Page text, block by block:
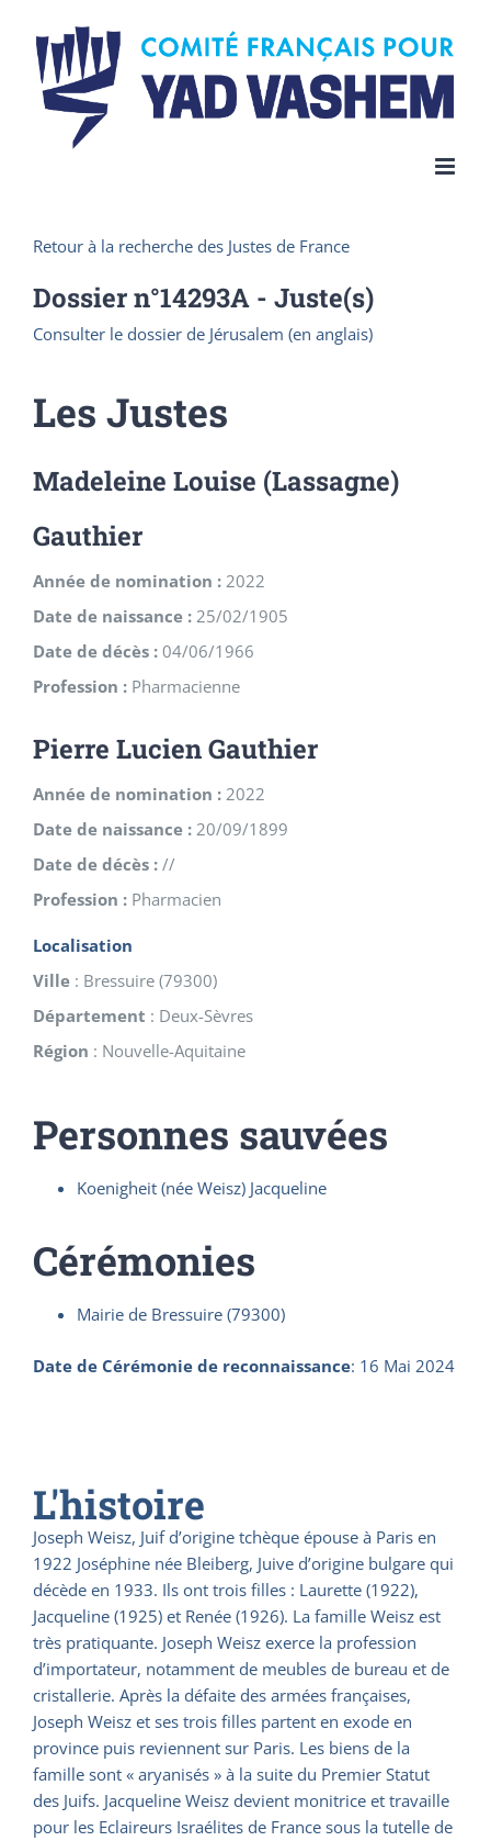
content
Retour à la recherche des Justes de France
Dossier n°14293A - Juste(s)
Consulter le dossier de Jérusalem (en anglais)
Les Justes
Madeleine Louise (Lassagne)
Gauthier
Année de nomination : 2022
Date de naissance : 25/02/1905
Date de décès : 04/06/1966
Profession : Pharmacienne
Pierre Lucien Gauthier
Année de nomination : 2022
Date de naissance : 20/09/1899
Date de décès : //
Profession : Pharmacien
Localisation
Ville : Bressuire (79300)
Département : Deux-Sèvres
Région : Nouvelle-Aquitaine
Personnes sauvées
Koenigheit (née Weisz) Jacqueline
Cérémonies
Mairie de Bressuire (79300)
Date de Cérémonie de reconnaissance: 16 Mai 2024
L'histoire
Joseph Weisz, Juif d’origine tchèque épouse à Paris en
1922 Joséphine née Bleiberg, Juive d’origine bulgare qui
décède en 1933. Ils ont trois filles : Laurette (1922),
Jacqueline (1925) et Renée (1926). La famille Weisz est
très pratiquante. Joseph Weisz exerce la profession
d’importateur, notamment de meubles de bureau et de
cristallerie. Après la défaite des armées françaises,
Joseph Weisz et ses trois filles partent en exode en
province puis reviennent sur Paris. Les biens de la
famille sont « aryanisés » à la suite du Premier Statut
des Juifs. Jacqueline Weisz devient monitrice et travaille
pour les Eclaireurs Israélites de France sous la tutelle de